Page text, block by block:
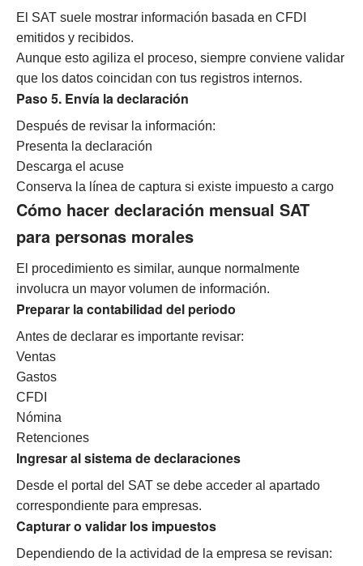
El SAT suele mostrar información basada en CFDI
emitidos y recibidos.
Aunque esto agiliza el proceso, siempre conviene validar
que los datos coincidan con tus registros internos.
Paso 5. Envía la declaración
Después de revisar la información:
Presenta la declaración
Descarga el acuse
Conserva la línea de captura si existe impuesto a cargo
Cómo hacer declaración mensual SAT
para personas morales
El procedimiento es similar, aunque normalmente
involucra un mayor volumen de información.
Preparar la contabilidad del periodo
Antes de declarar es importante revisar:
Ventas
Gastos
CFDI
Nómina
Retenciones
Ingresar al sistema de declaraciones
Desde el portal del SAT se debe acceder al apartado
correspondiente para empresas.
Capturar o validar los impuestos
Dependiendo de la actividad de la empresa se revisan: